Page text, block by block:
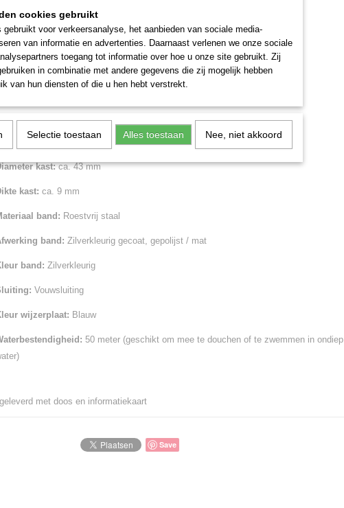
Quartz (batterij)
Analoog
kast:ca. 43 mm
kast: ca. 9 mm
band: Roestvrij staal
band: Zilverkleurig gecoat, gepolijst / mat
band: Zilverkleurig
Vouwsluiting
wijzerplaat: Blauw
50 meter (geschikt om mee te douchen of te zwemmen in ondiep
met doos en informatiekaart
Save
cookies gebruikt
gebruikt voor verkeersanalyse, het aanbieden van sociale media-
van informatie en advertenties. Daarnaast verlenen we onze sociale
toegang tot informatie over hoe u onze site gebruikt. Zij
in combinatie met andere gegevens die zij mogelijk hebben
van hun diensten of die u hen hebt verstrekt.
Selectie toestaan Alles toestaan Nee, niet akkoord